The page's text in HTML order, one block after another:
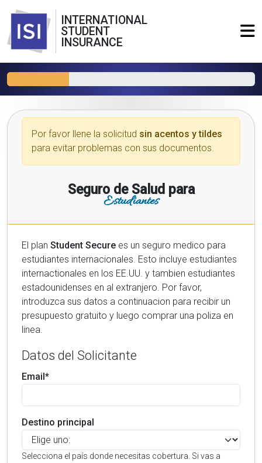
INTERNATIONAL
STUDENT
INSURANCE
Por favor llene la solicitud sin acentos y tildes
para evitar problemas con sus documentos.
Seguro de Salud para
Estudiantes
El plan Student Secure es un seguro medico para
estudiantes internacionales. Esto incluye estudiantes
internactionales en los EE.UU. y tambien estudiantes
estadounidenses en al extranjero. Por favor,
introduzca sus datos a continuacion para recibir un
presupuesto gratuito y luego comprar una poliza en
linea.
Datos del Solicitante
Email*
Destino principal
Selecciona el país donde necesitas cobertura. Si vas a